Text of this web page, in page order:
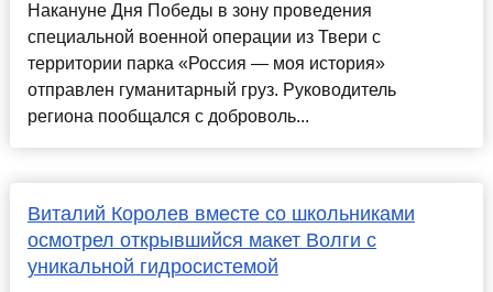
Накануне Дня Победы в зону проведения
специальной военной операции из Твери с
территории парка «Россия — моя история»
отправлен гуманитарный груз. Руководитель
региона пообщался с доброволь...
Виталий Королев вместе со школьниками
осмотрел открывшийся макет Волги с
уникальной гидросистемой